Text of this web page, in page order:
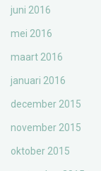
juni 2016
mei 2016
maart 2016
januari 2016
december 2015
november 2015
oktober 2015